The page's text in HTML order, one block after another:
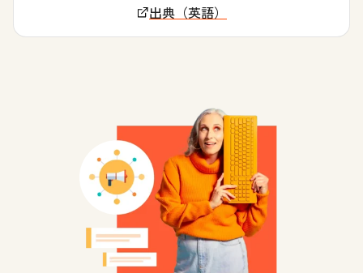
出典（英語）